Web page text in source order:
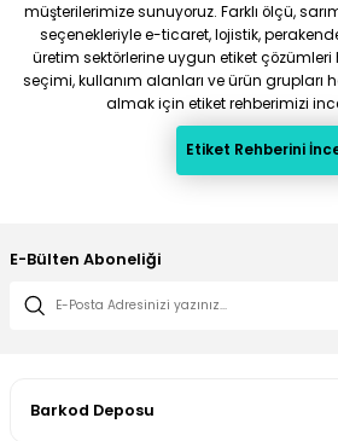
müşterilerimize sunuyoruz. Farklı ölçü,
seçenekleriyle e-ticaret, lojistik,
üretim sektörlerine uygun etiket çözümleri
seçimi, kullanım alanları ve ürün grupları
almak için etiket rehberimizi
Etiket Rehberini
E-Bülten Aboneliği
Barkod Deposu